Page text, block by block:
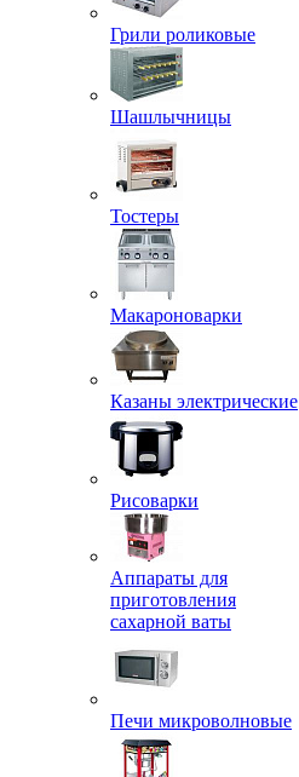
Грили роликовые
Шашлычницы
Тостеры
Макароноварки
Казаны электрические
Рисоварки
Аппараты для
приготовления
сахарной ваты
Печи микроволновые